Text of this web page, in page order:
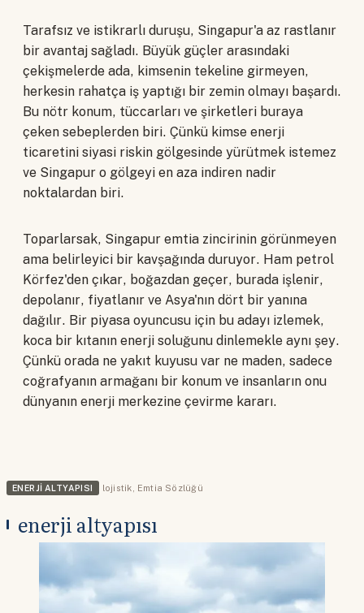
Tarafsız ve istikrarlı duruşu, Singapur'a az rastlanır
bir avantaj sağladı. Büyük güçler arasındaki
çekişmelerde ada, kimsenin tekeline girmeyen,
herkesin rahatça iş yaptığı bir zemin olmayı başardı.
Bu nötr konum, tüccarları ve şirketleri buraya
çeken sebeplerden biri. Çünkü kimse enerji
ticaretini siyasi riskin gölgesinde yürütmek istemez
ve Singapur o gölgeyi en aza indiren nadir
noktalardan biri.
Toparlarsak, Singapur emtia zincirinin görünmeyen
ama belirleyici bir kavşağında duruyor. Ham petrol
Körfez'den çıkar, boğazdan geçer, burada işlenir,
depolanır, fiyatlanır ve Asya'nın dört bir yanına
dağılır. Bir piyasa oyuncusu için bu adayı izlemek,
koca bir kıtanın enerji soluğunu dinlemekle aynı şey.
Çünkü orada ne yakıt kuyusu var ne maden, sadece
coğrafyanın armağanı bir konum ve insanların onu
dünyanın enerji merkezine çevirme kararı.
ENERJI ALTYAPISI lojistik, Emtia Sözlüğü
enerji altyapısı